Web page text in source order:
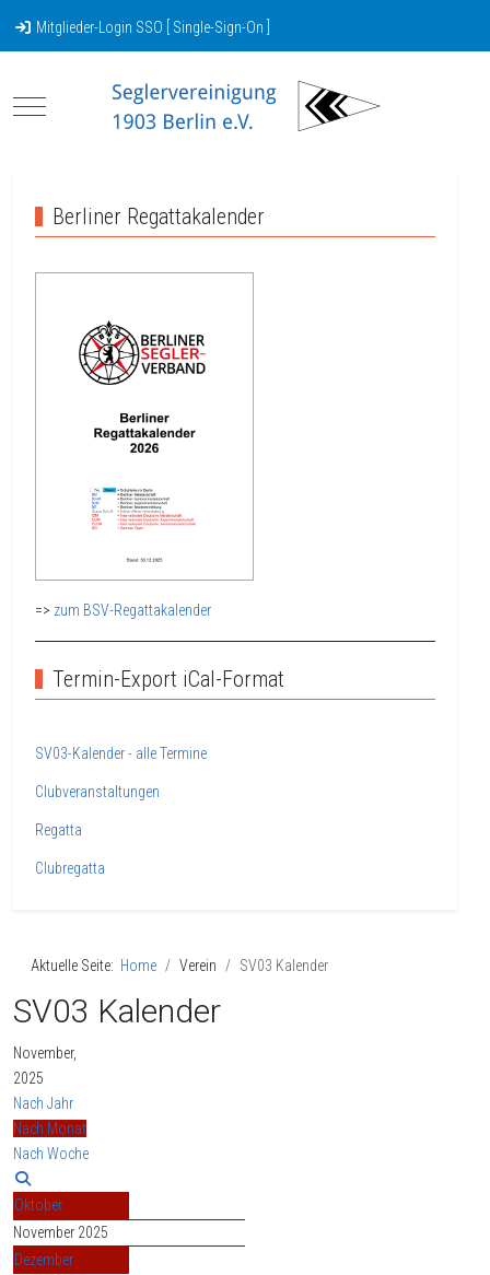
Mitglieder-Login SSO [ Single-Sign-On ]
Mobile Menu Toggle
Berliner Regattakalender
=> zum BSV-Regattakalender
Termin-Export iCal-Format
SV03-Kalender - alle Termine
Clubveranstaltungen
Regatta
Clubregatta
Aktuelle Seite: Home Verein SV03 Kalender
SV03 Kalender
November,
2025
Nach Jahr
Nach Monat
Nach Woche
Oktober
November 2025
Dezember